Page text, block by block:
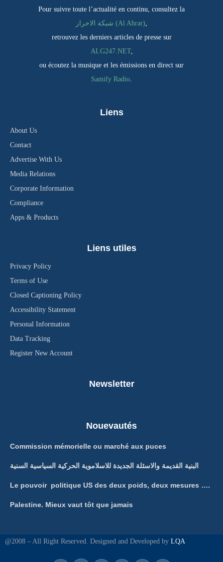
Pour suivre toute l’actualité en continu, consultez la
شبكة الاحرار (Al Ahrar),
retrouvez les derniers articles de presse sur
ALG247.NET,
ou écoutez la musique et les émissions en direct sur
Samify Radio.
Liens
About Us
Contact
Advertise With Us
Media Relations
Corporate Information
Compliance
Apps & Products
Liens utiles
Privacy Policy
Terms of Use
Closed Captioning Policy
Accessibility Statement
Personal Information
Data Tracking
Register New Account
Newsletter
Nouevautés
Commission mémorielle ou marché aux puces
البنية القديمة والاسئلة الجديدة للاسلاموية الحركية السياسية السنية
Le pouvoir politique US des deux poids, deux mesures ….
Palestine. Mieux vaut tôt que jamais
@2008 – All Right Reserved. Designed and Developed by LQA